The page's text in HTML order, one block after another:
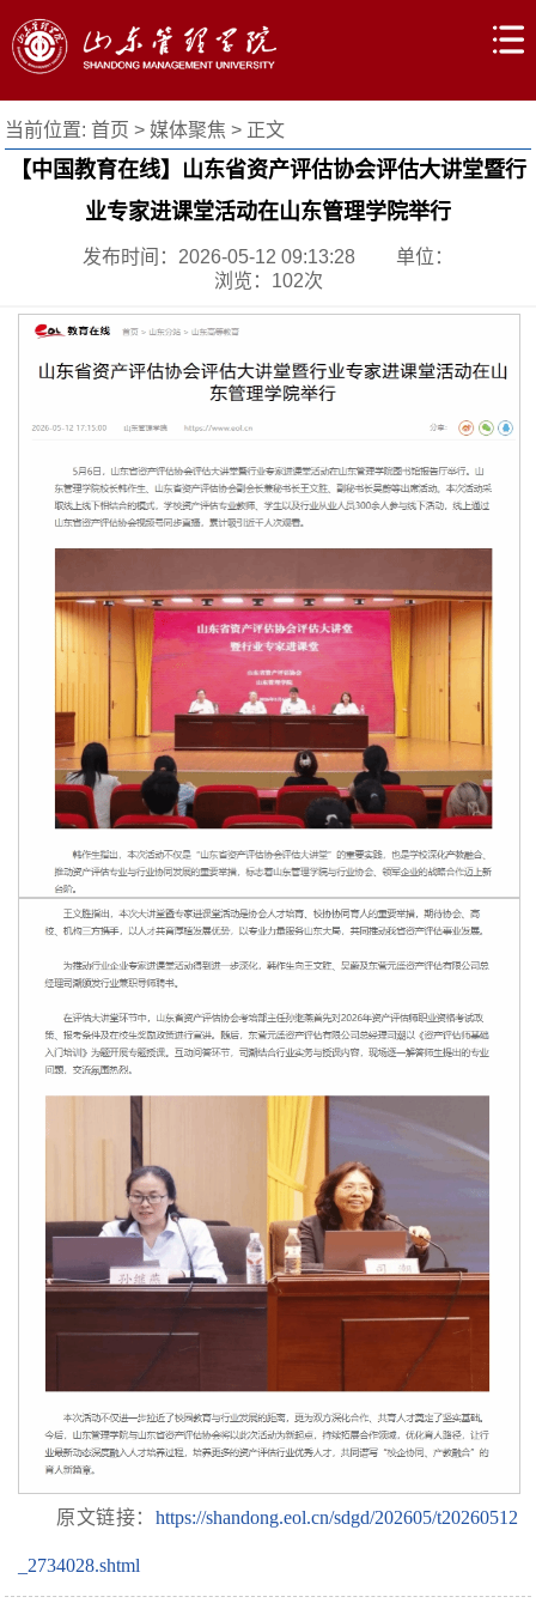
当前位置: 首页 >媒体聚焦> 正文
【中国教育在线】山东省资产评估协会评估大讲堂暨行
业专家进课堂活动在山东管理学院举行
发布时间：2026-05-12 09:13:28
单位：
浏览： 102次
原文链接： https://shandong.eol.cn/sdgd/202605/t20260512
_2734028.shtml